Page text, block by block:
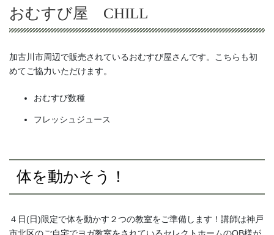
おむすび屋 CHILL
加古川市周辺で販売されているおむすび屋さんです。こちらも初
めてご協力いただけます。
おむすび数種
フレッシュジュース
体を動かそう！
４日(日)限定で体を動かす２つの教室をご準備します！講師は神戸